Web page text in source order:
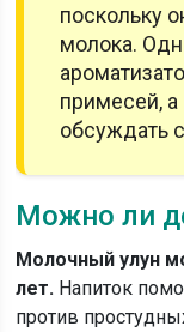
поскольку
молока.
примесей,
обсуждать
Можно ли
Молочный улун
лет. Напиток
против